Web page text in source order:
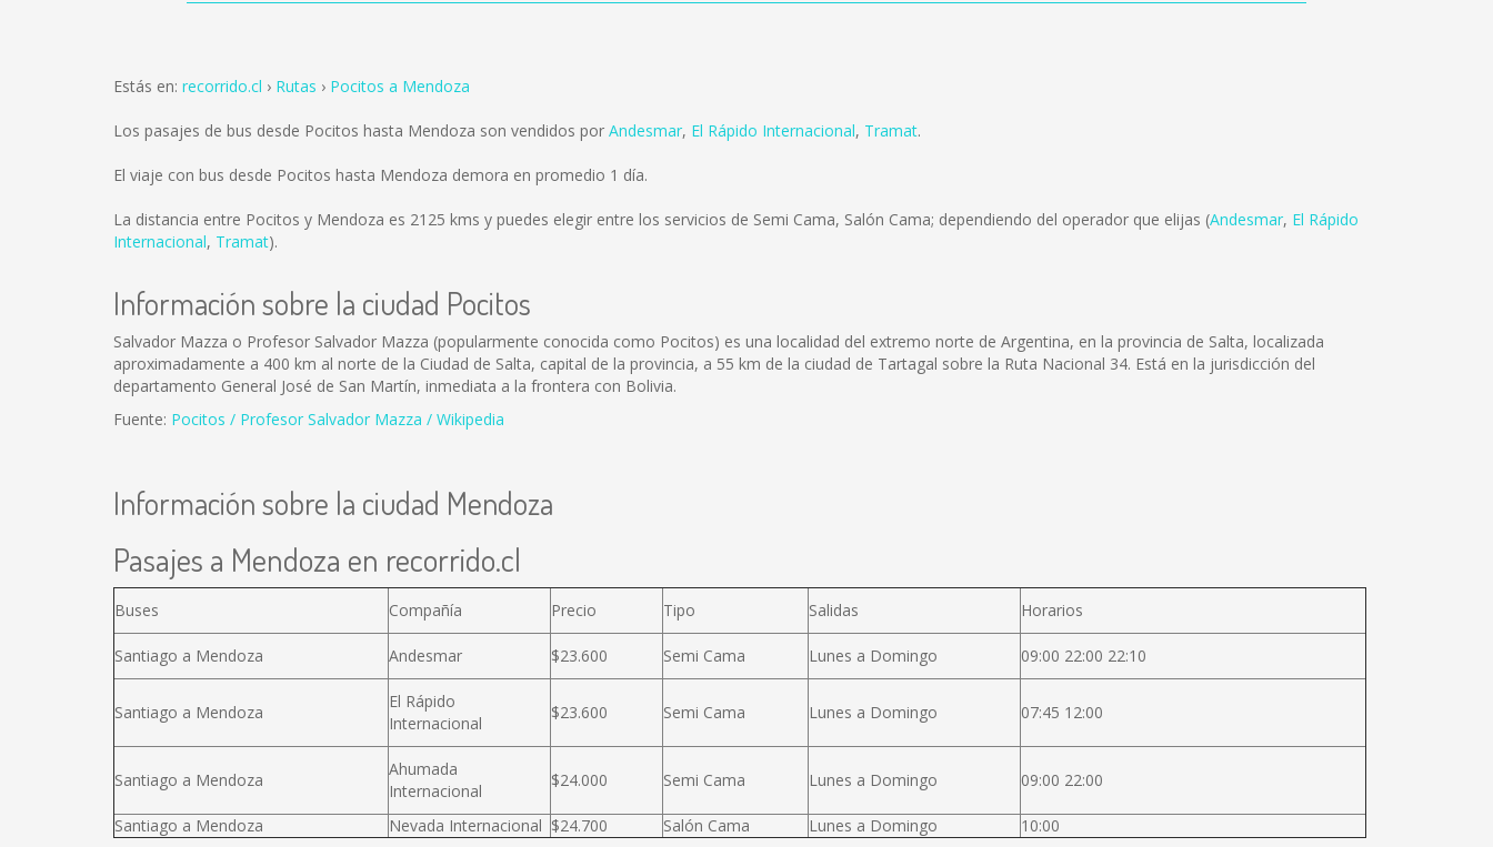
Estás en: recorrido.cl Rutas Pocitos a Mendoza
Los pasajes de bus desde Pocitos hasta Mendoza son vendidos por Andesmar, El Rápido Internacional, Tramat.
El viaje con bus desde Pocitos hasta Mendoza demora en promedio 1 día.
La distancia entre Pocitos y Mendoza es 2125 kms y puedes elegir entre los servicios de Semi Cama, Salón Cama; dependiendo del operador que elijas (Andesmar, El Rápido
Internacional, Tramat).
Información sobre la ciudad Pocitos
Salvador Mazza o Profesor Salvador Mazza (popularmente conocida como Pocitos) es una localidad del extremo norte de Argentina, en la provincia de Salta, localizada
aproximadamente a 400 km al norte de la Ciudad de Salta, capital de la provincia, a 55 km de la ciudad de Tartagal sobre la Ruta Nacional 34. Está en la jurisdicción del
departamento General José de San Martín, inmediata a la frontera con Bolivia.
Fuente: Pocitos / Profesor Salvador Mazza / Wikipedia
Información sobre la ciudad Mendoza
Pasajes a Mendoza en recorrido.cl
Buses Compañía Precio Tipo Salidas Horarios
Santiago a Mendoza Andesmar $23.600 Semi Cama Lunes a Domingo 09:00 22:00 22:10
Santiago a Mendoza
El Rápido
Internacional
$23.600 Semi Cama Lunes a Domingo 07:45 12:00
Santiago a Mendoza
Ahumada
Internacional
$24.000 Semi Cama Lunes a Domingo 09:00 22:00
Santiago a Mendoza Nevada Internacional $24.700 Salón Cama Lunes a Domingo 10:00